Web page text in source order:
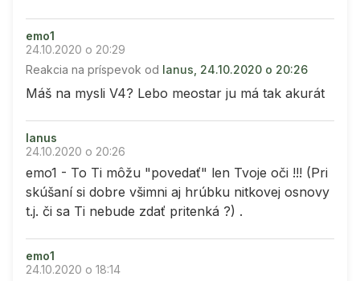
emo1
24.10.2020 o 20:29
Reakcia na príspevok od lanus, 24.10.2020 o 20:26
Máš na mysli V4? Lebo meostar ju má tak akurát
lanus
24.10.2020 o 20:26
emo1 - To Ti môžu "povedať" len Tvoje oči !!! (Pri
skúšaní si dobre všimni aj hrúbku nitkovej osnovy
t.j. či sa Ti nebude zdať pritenká ?) .
emo1
24.10.2020 o 18:14